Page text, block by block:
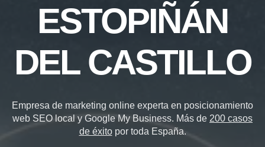
ESTOPIÑÁN
DEL CASTILLO
Empresa de marketing online experta en posicionamiento
web SEO local y Google My Business. Más de 200 casos
de éxitopor toda España.